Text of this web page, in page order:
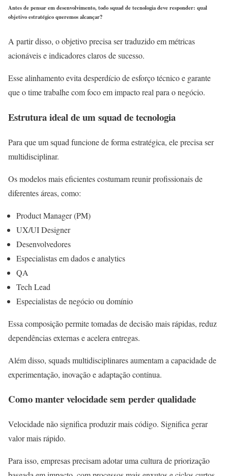
Antes de pensar em desenvolvimento, todo squad de tecnologia deve responder: qual
objetivo estratégico queremos alcançar?
A partir disso, o objetivo precisa ser traduzido em métricas
acionáveis e indicadores claros de sucesso.
Esse alinhamento evita desperdício de esforço técnico e garante
que o time trabalhe com foco em impacto real para o negócio.
Estrutura ideal de um squad de tecnologia
Para que um squad funcione de forma estratégica, ele precisa ser
multidisciplinar.
Os modelos mais eficientes costumam reunir profissionais de
diferentes áreas, como:
Product Manager (PM)
UX/UI Designer
Desenvolvedores
Especialistas em dados e analytics
QA
Tech Lead
Especialistas de negócio ou domínio
Essa composição permite tomadas de decisão mais rápidas, reduz
dependências externas e acelera entregas.
Além disso, squads multidisciplinares aumentam a capacidade de
experimentação, inovação e adaptação contínua.
Como manter velocidade sem perder qualidade
Velocidade não significa produzir mais código. Significa gerar
valor mais rápido.
Para isso, empresas precisam adotar uma cultura de priorização